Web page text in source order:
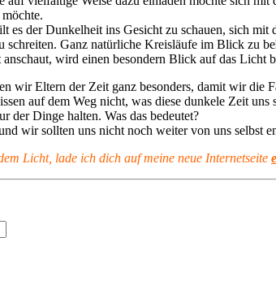
es der Dunkelheit ins Gesicht zu schauen, sich
schreiten. Ganz natürliche Kreisläufe im Blick zu
wird einen besondern Blick auf das Licht
wir Eltern der Zeit ganz besonders, damit wir die
auf dem Weg nicht, was diese dunkele Zeit uns
der Dinge halten. Was das bedeutet?
wir sollten uns nicht noch weiter von uns selbst
Licht, lade ich dich auf meine neue Internetseite